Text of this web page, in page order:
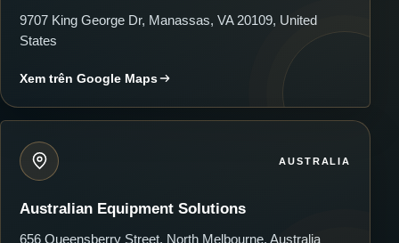
9707 King George Dr, Manassas, VA 20109, United
States
Xem trên Google Maps
AUSTRALIA
Australian Equipment Solutions
656 Queensberry Street, North Melbourne, Australia